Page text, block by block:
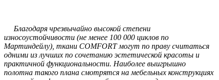
Благодаря чрезвычайно высокой степени
износоустойчивости (не менее 100 000 циклов по
Мартиндейлу), ткани COMFORT могут по праву считаться
одними из лучших по сочетанию эстетической красоты и
практичной функциональности. Наиболее выигрышно
полотна такого плана смотрятся на мебельных конструкциях